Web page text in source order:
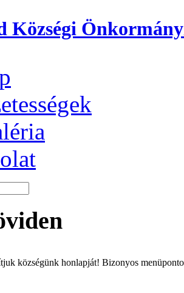
Községi
községünk honlapját! Bizonyos